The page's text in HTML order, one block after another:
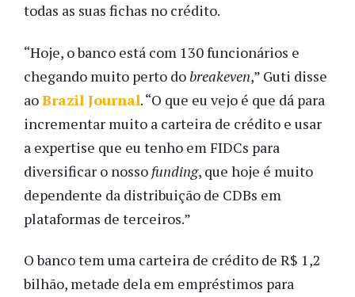
todas as suas fichas no crédito.
“Hoje, o banco está com 130 funcionários e
chegando muito perto dobreakeven,” Guti disse
aoBrazil Journal. “O que eu vejo é que dá para
incrementar muito a carteira de crédito e usar
a expertise que eu tenho em FIDCs para
diversificar o nosso funding, que hoje é muito
dependente da distribuição de CDBs em
plataformas de terceiros.”
O banco tem uma carteira de crédito de R$ 1,2
bilhão, metade dela em empréstimos para